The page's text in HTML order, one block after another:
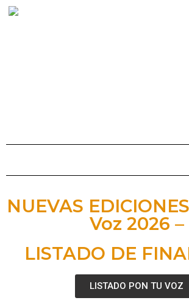
NUEVAS
Voz 2026 –
LISTADO DE
LISTADO PON TU VOZ